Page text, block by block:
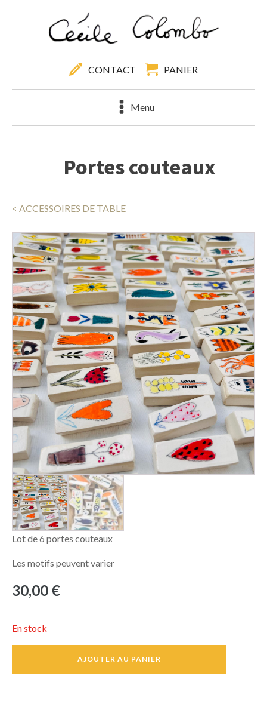
CONTACT PANIER
Menu
Portes couteaux
< ACCESSOIRES DE TABLE
Lot de 6 portes couteaux
Les motifs peuvent varier
30,00 €
En stock
AJOUTER AU PANIER